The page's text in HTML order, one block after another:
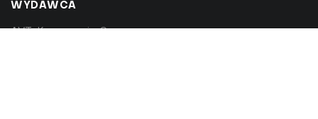
WYDAWCA
AVT-Korporacja Sp. z o.o.